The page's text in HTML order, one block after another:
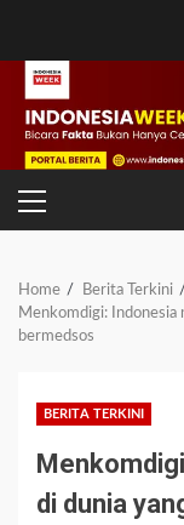
content
PRIMARY
MENU
Home
Berita Terkini
Menkomdigi: Indonesia
bermedsos
BERITA TERKINI
di dunia